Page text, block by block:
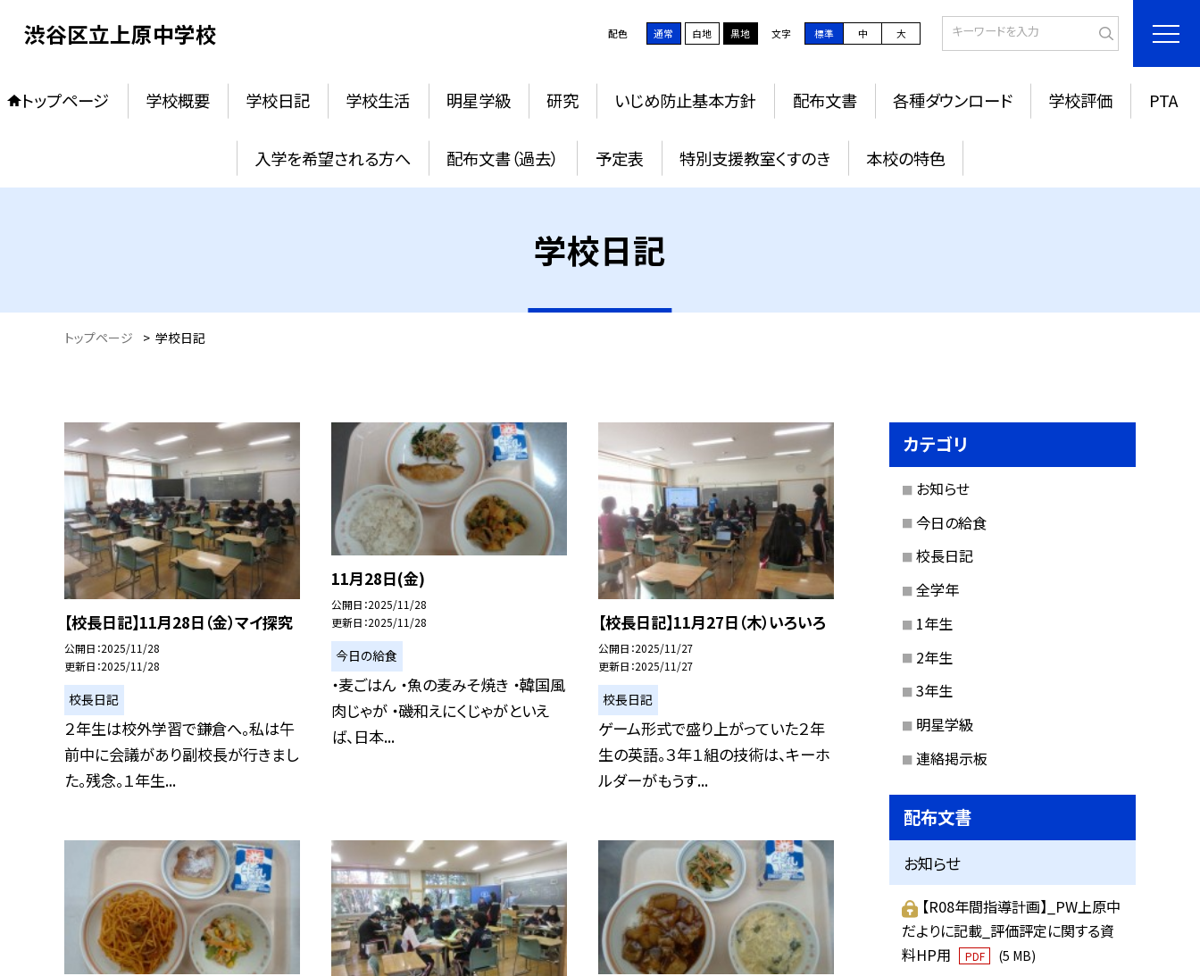
渋谷区立上原中学校 配色 通常 白地 黒地 文字 標準 中 大
トップページ 学校概要 学校日記 学校生活 明星学級 研究 いじめ防止基本方針 配布文書 各種ダウンロード 学校評価 PTA
入学を希望される方へ 配布文書（過去） 予定表 特別支援教室くすのき 本校の特色
学校日記
トップページ > 学校日記
【校長日記】11月28日（金）マイ探究
公開日 2025/11/28
更新日 2025/11/28
校長日記
２年生は校外学習で鎌倉へ。私は午
前中に会議があり副校長が行きまし
た。残念。１年生...
11月28日(金)
公開日 2025/11/28
更新日 2025/11/28
今日の給食
・麦ごはん ・魚の麦みそ焼き ・韓国風
肉じゃが ・磯和えにくじゃがといえ
ば、日本...
【校長日記】11月27日（木）いろいろ
公開日 2025/11/27
更新日 2025/11/27
校長日記
ゲーム形式で盛り上がっていた２年
生の英語。３年１組の技術は、キーホ
ルダーがもうす...
カテゴリ
お知らせ
今日の給食
校長日記
全学年
1年生
2年生
3年生
明星学級
連絡掲示板
配布文書
お知らせ
【R08年間指導計画】_PW上原中
だよりに記載_評価評定に関する資
料HP用
PDF (5 MB)